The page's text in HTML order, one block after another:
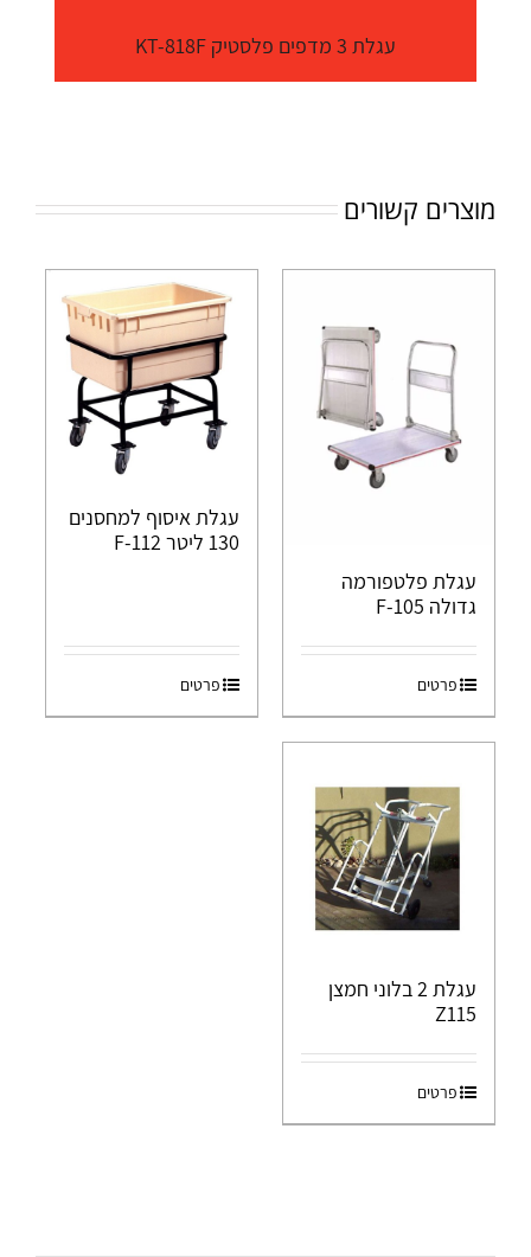
עגלת 3 מדפים פלסטיק KT-818F
מוצרים קשורים
עגלת פלטפורמה
גדולה F-105
פרטים
עגלת איסוף למחסנים
130 ליטר F-112
פרטים
עגלת 2 בלוני חמצן
Z115
פרטים